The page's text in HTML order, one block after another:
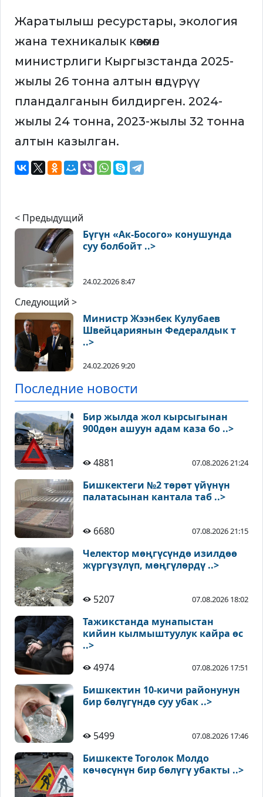
Жаратылыш ресурстары, экология
жана техникалык көзөмөл
министрлиги Кыргызстанда 2025-
жылы 26 тонна алтын өндүрүү
пландалганын билдирген. 2024-
жылы 24 тонна, 2023-жылы 32 тонна
алтын казылган.
< Предыдущий
Бүгүн «Ак-Босого» конушунда
суу болбойт ..>
24.02.2026 8:47
Следующий >
Министр Жээнбек Кулубаев
Швейцариянын Федералдык т
..>
24.02.2026 9:20
Последние новости
Бир жылда жол кырсыгынан
900дөн ашуун адам каза бо ..>
4881 07.08.2026 21:24
Бишкектеги №2 төрөт үйүнүн
палатасынан кантала таб ..>
6680 07.08.2026 21:15
Челектор мөңгүсүндө изилдөө
жүргүзүлүп, мөңгүлөрдү ..>
5207 07.08.2026 18:02
Тажикстанда мунапыстан
кийин кылмыштуулук кайра өс
..>
4974
07.08.2026 17:51
Бишкектин 10-кичи районунун
бир бөлүгүндө суу убак ..>
5499 07.08.2026 17:46
Бишкекте Тоголок Молдо
көчөсүнүн бир бөлүгү убакты ..>